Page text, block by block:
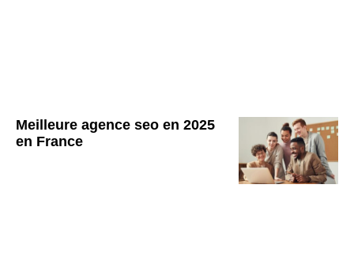
Meilleure agence seo en 2025
en France